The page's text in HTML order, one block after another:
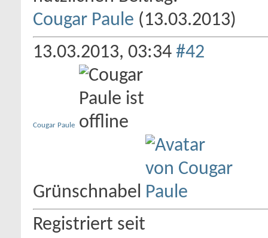
Cougar Paule (13.03.2013)
13.03.2013, 03:34 #42
Cougar Paule
Grünschnabel
Registriert seit